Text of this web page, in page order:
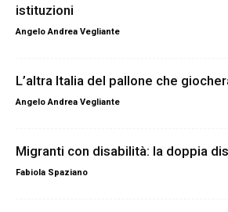
istituzioni
Angelo Andrea Vegliante
L’altra Italia del pallone che
Angelo Andrea Vegliante
Migranti con disabilità: la doppia
Fabiola Spaziano